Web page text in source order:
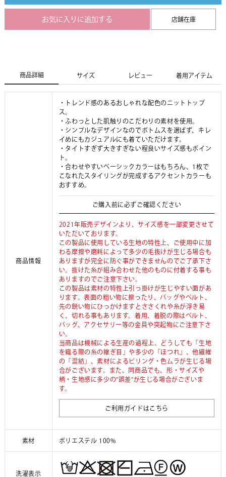
お気に入りに追加する 店舗在庫
商品詳細 サイズ レビュー 着用アイテム
商品情報
・トレンド感のあるおしゃれな配色のニットトップ
ス。
・ふわっとした肌触りのこだわりの素材を使用。
・シンプルなデザインなのでボトムスを選ばず、キレ
イめにもカジュアルにも着ていただけます。
・タイトすぎず大きすぎない程良いサイズ感もポイン
ト。
・合わせやすいベーシックカラーはもちろん、1枚で
こなれたスタイリングが完成するアクセントカラーも
おすすめ。
ご購入前に必ずご確認ください
2021年販売デザインより、サイズ感を一部変更させて
いただいております。
この製品に使用している生地の特性上、ご使用中に加
わる摩擦や磨耗によって多少の毛抜けが生じる場合も
ありますが完全に防ぐ事ができませんのでご了承下さ
い。抜けた糸が組み合わせた他のものに付着する事も
ありますのでご注意下さい。
この製品は素材の特性上引っ掛けが生じやすい面があ
ります。表面の粗い物に擦ったり、バッグやベルト、
先の鋭い物にひっかけますとささくれや糸が浮き易
く、切れる事もあります。着用、着脱の際はベルト、
バッグ、アクセサリー等の金具や突起物にご注意下さ
い。
当商品は機械による生産の過程上、どうしても「生地
を織る際の糸の継ぎ目」や多少の「ほつれ」、他繊維
の「混紡」、素材によるピリング・色ムラが生じる場
合がございます。また、同商品でも、形・サイズや
柄・生地感に多少の"誤差"が生じる場合がございま
す。
ご利用ガイドはこちら
素材 ポリエステル 100%
洗濯表示